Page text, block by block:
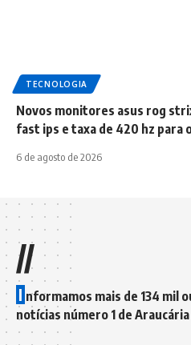
TECNOLOGIA
Novos monitores asus rog
fast ips e taxa de 420 hz para
6 de agosto de 2026
//
I nformamos mais de 134 mil
notícias número 1 de Araucária